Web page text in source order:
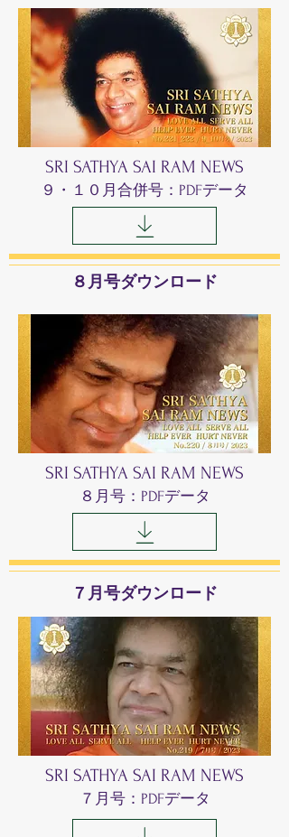
SRI SATHYA SAI RAM NEWS
９・１０月合併号：PDFデータ
８月号ダウンロード
SRI SATHYA SAI RAM NEWS
８月号：PDFデータ
７月号ダウンロード
SRI SATHYA SAI RAM NEWS
７月号：PDFデータ